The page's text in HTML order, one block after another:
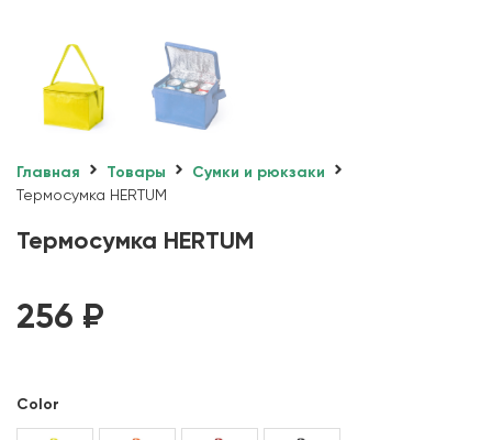
Главная Товары
Сумки и рюкзаки
Термосумка HERTUM
Термосумка HERTUM
256 ₽
Color